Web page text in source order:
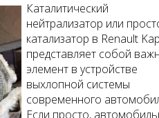
Каталитический
нейтрализатор или
катализатор в Renault
представляет собой
элемент в устройстве
выхлопной системы
современного
Если просто,